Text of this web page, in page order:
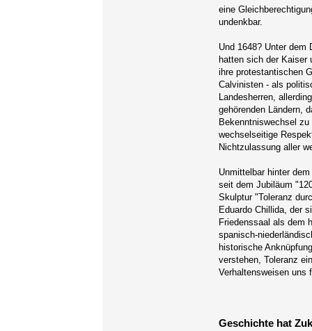
eine
undenkbar.
Und 1648? Unter dem
hatten sich der Kaiser
ihre protestantischen
Calvinisten - als
Landesherren,
gehörenden Ländern,
Bekenntniswechsel
wechselseitige
Nichtzulassung aller
Unmittelbar hinter
seit dem Jubiläum
Skulptur "Toleranz
Eduardo Chillida, der
Friedenssaal als dem
spanisch-
historische
verstehen, Toleranz
Verhaltensweisen uns
Geschichte hat